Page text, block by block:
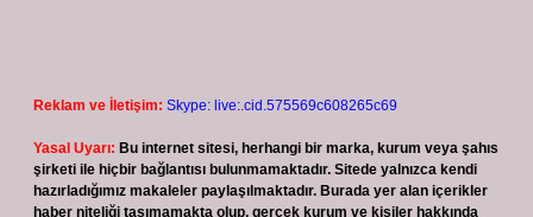
Reklam ve İletişim: Skype: live:.cid.575569c608265c69
Yasal Uyarı: Bu internet sitesi, herhangi bir marka, kurum veya şahıs
şirketi ile hiçbir bağlantısı bulunmamaktadır. Sitede yalnızca kendi
hazırladığımız makaleler paylaşılmaktadır. Burada yer alan içerikler
haber niteliği taşımamakta olup, gerçek kurum ve kişiler hakkında